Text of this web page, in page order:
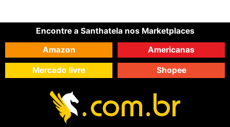
Encontre a Santhatela nos Marketplaces
Amazon
Americanas
Mercado livre Shopee